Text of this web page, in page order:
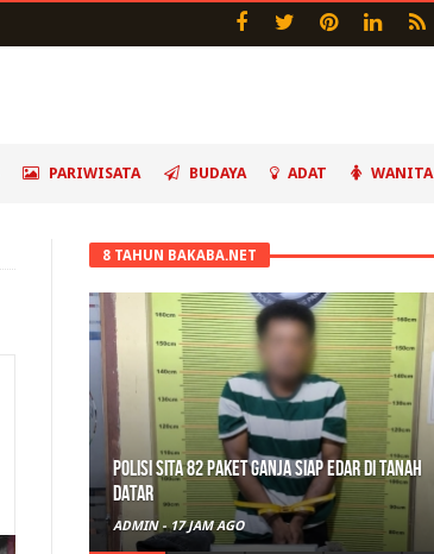
PARIWISATA BUDAYA ADAT WANITA
8 TAHUN BAKABA.NET
Polisi Sita 82 Paket Ganja Siap Edar di Tanah
Datar
ADMIN -17 JAM AGO